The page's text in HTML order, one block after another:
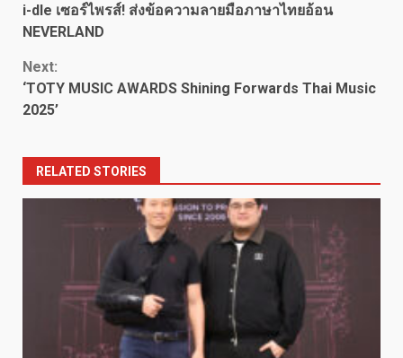
Reading
i-dle เซอร์ไพรส์! ส่งข้อความลายมือภาษาไทยอ้อน
NEVERLAND
Next:
‘TOTY MUSIC AWARDS Shining Forwards Thai Music
2025’
RELATED STORIES